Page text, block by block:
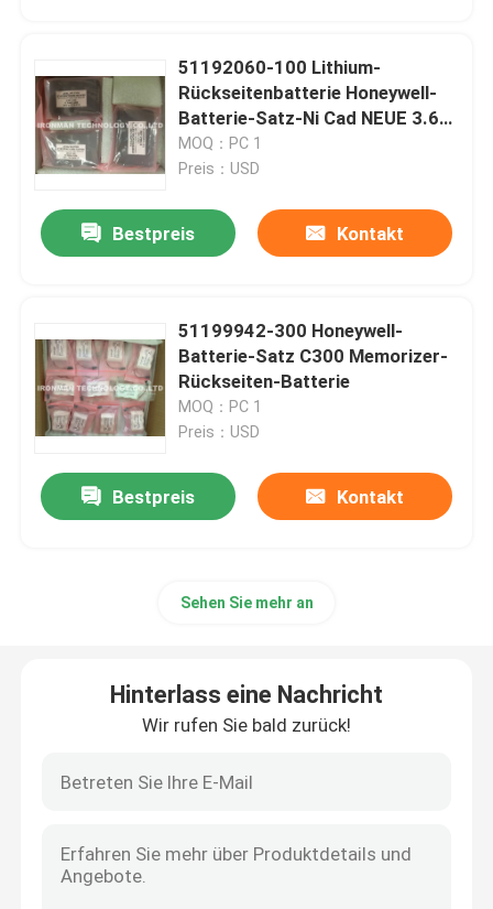
Über uns
Kontakte
Produkte
Prüfer Honeywells HC900
51192060-100 Lithium-
Rückseitenbatterie Honeywell-
Batterie-Satz-Ni Cad NEUE 3.6V
1200mAh
MOQ：PC 1
Preis：USD
Bestpreis Kontakt
51199942-300 Honeywell-
Batterie-Satz C300 Memorizer-
Rückseiten-Batterie
MOQ：PC 1
Preis：USD
Bestpreis Kontakt
Sehen Sie mehr an
Hinterlass eine Nachricht
Wir rufen Sie bald zurück!